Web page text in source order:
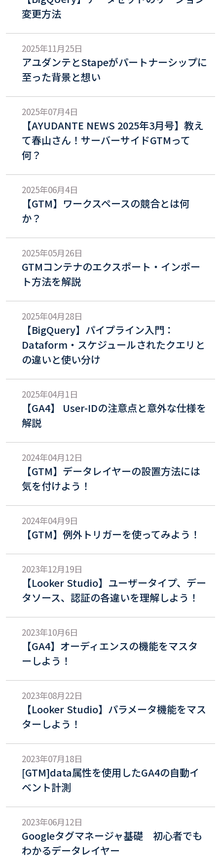
変更方法
2025年11月25日
アユダンテとStapeがパートナーシップに
至った背景と想い
2025年07月4日
【AYUDANTE NEWS 2025年3月号】教え
て春山さん！サーバーサイドGTMって
何？
2025年06月4日
【GTM】ワークスペースの競合とは何
か？
2025年05月26日
GTMコンテナのエクスポート・インポー
ト方法を解説
2025年04月28日
【BigQuery】パイプライン入門：
Dataform・スケジュールされたクエリと
の違いと使い分け
2025年04月1日
【GA4】 User-IDの注意点と意外な仕様を
解説
2024年04月12日
【GTM】データレイヤーの設置方法には
気を付けよう！
2024年04月9日
【GTM】例外トリガーを使ってみよう！
2023年12月19日
【Looker Studio】ユーザータイプ、デー
タソース、認証の各違いを理解しよう！
2023年10月6日
【GA4】オーディエンスの機能をマスタ
ーしよう！
2023年08月22日
【Looker Studio】パラメータ機能をマス
ターしよう！
2023年07月18日
[GTM]data属性を使用したGA4の自動イ
ベント計測
2023年06月12日
Googleタグマネージャ基礎 初心者でも
わかるデータレイヤー